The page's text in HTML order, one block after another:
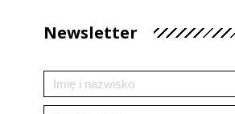
Newsletter